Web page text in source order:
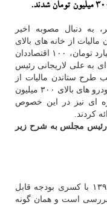
به دنبال مصوبه اخیر
از خانه های بالای
های بالای ۱ میلیارد تومان، ۱۰۰ اقتصاددان
به علی لاریجانی رئیس
ستاندن مالیات از
خانه های لوكس بالای ۵ میلیارد تومان و خودرو های بالای ۳۰۰ میلیون
ای نیز در این خصوص
كردند.
به رئیس مجلس به شرح زیر
سال ۱۳۹۹ با كسری بودجه قابل
است و همان گونه